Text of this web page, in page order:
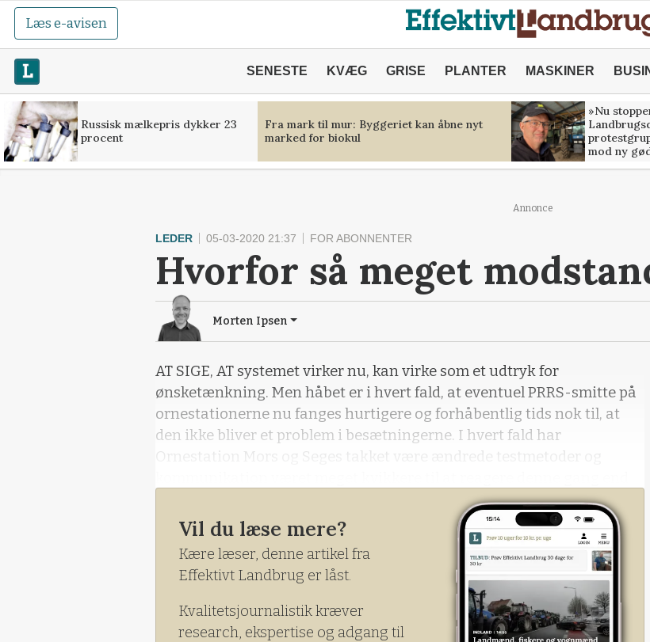
Læs e-avisen
SENESTE KVÆG GRISE PLANTER MASKINER
Russisk mælkepris dykker 23
procent
Fra mark til mur: Byggeriet kan åbne nyt
marked for biokul
»Nu
mod ny
Annonce
LEDER 05-03-2020 21:37 FOR ABONNENTER
Hvorfor så meget
Morten Ipsen
AT SIGE, AT systemet virker nu, kan virke som et udtryk for
ønsketænkning. Men håbet er i hvert fald, at eventuel PRRS-smitte på
ornestationerne nu fanges hurtigere og forhåbentlig tids nok til, at
den ikke bliver et problem i besætningerne. I hvert fald har
Ornestation Mors og Seges takket være ændrede testmetoder og
tilfældet var, da Ornestation Horsens sidste år
Vil du læse mere?
Kære læser, denne artikel fra
Effektivt Landbrug er låst.
Kvalitetsjournalistik kræver
research, ekspertise og adgang til